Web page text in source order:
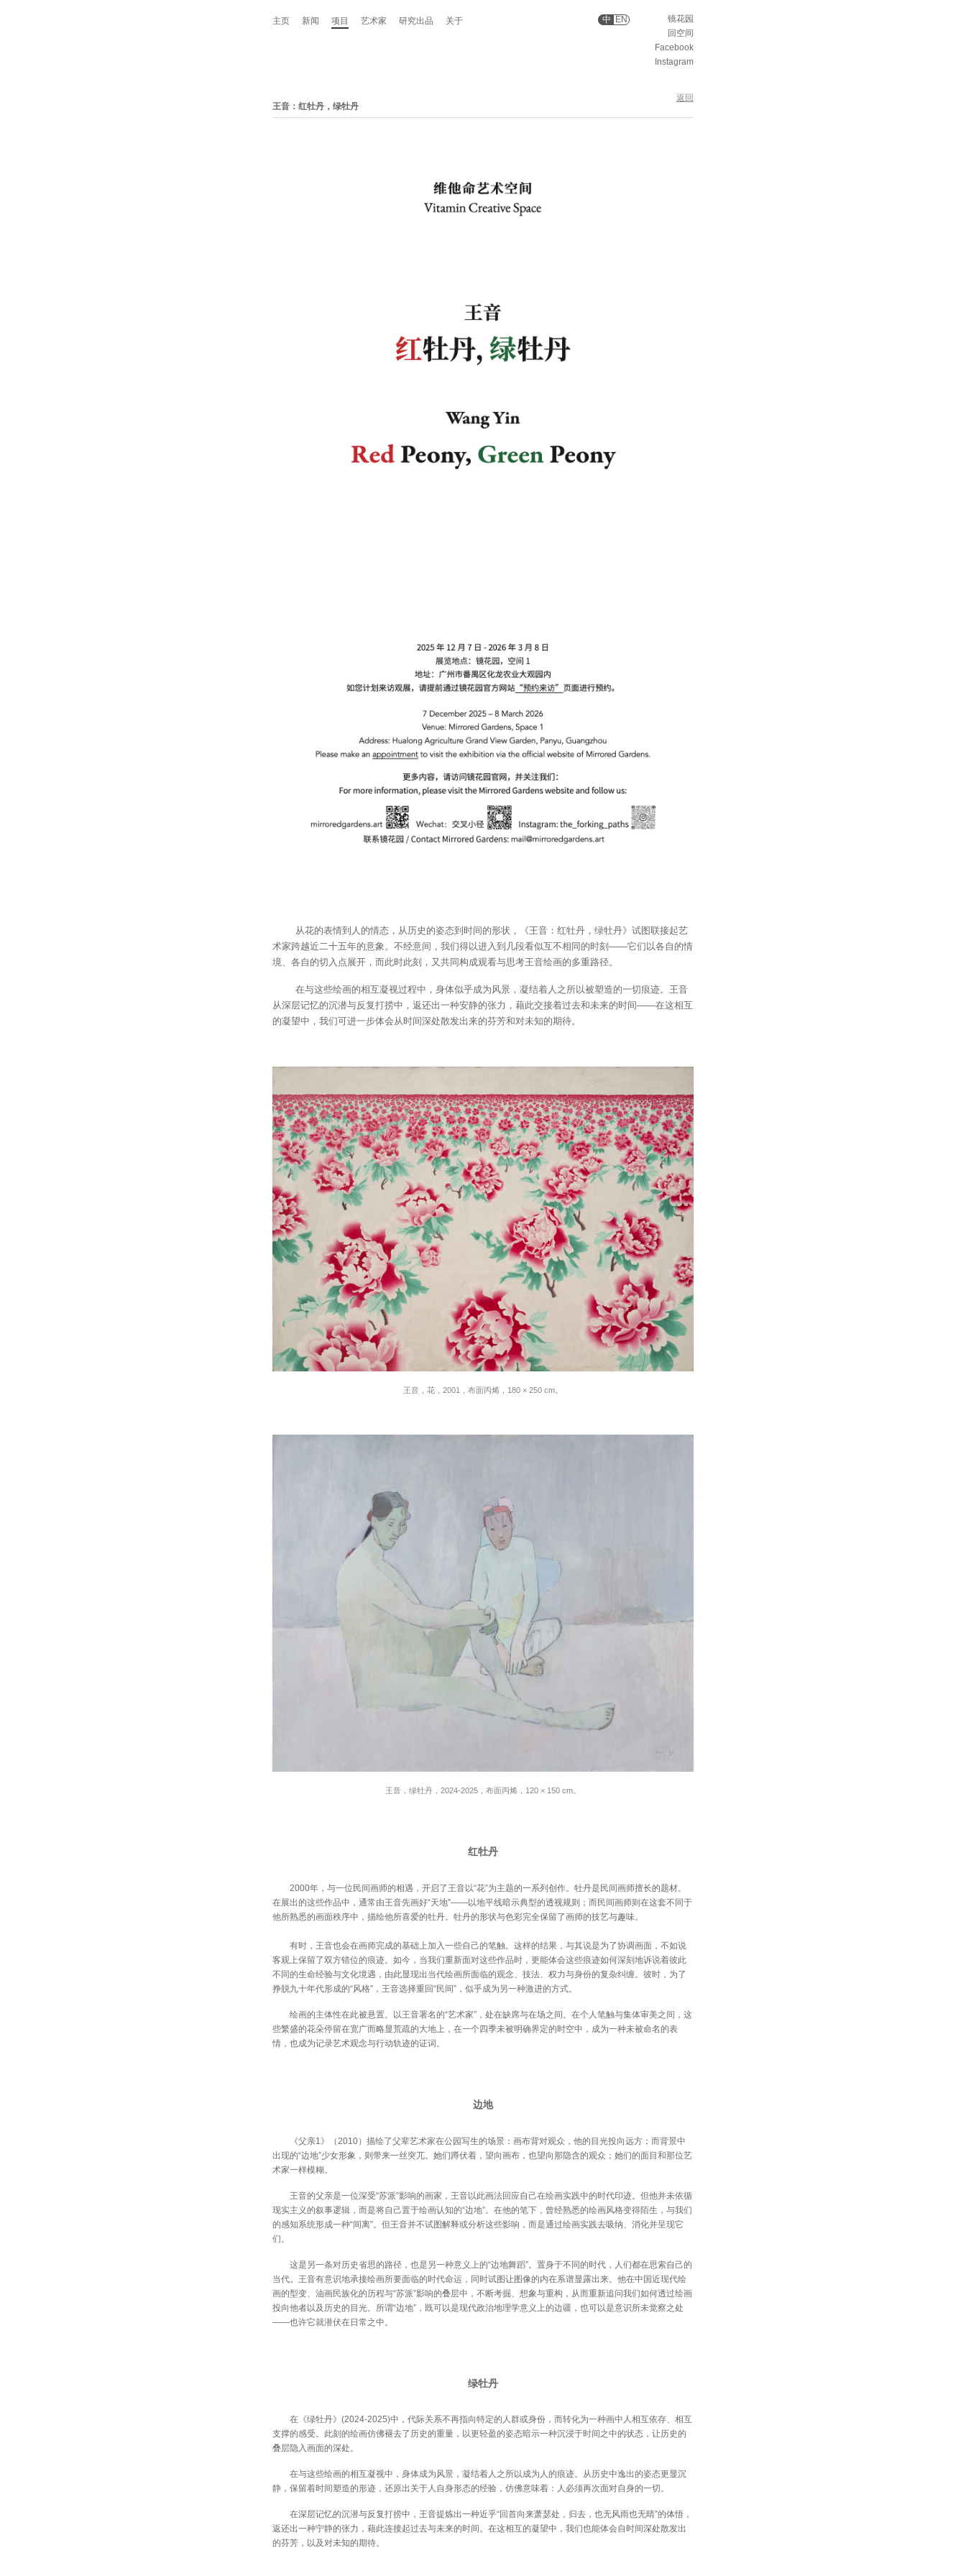
主页 新闻 项目 艺术家 研究出品 关于
镜花园
回空间
Facebook
Instagram
中 EN
返回
王音：红牡丹，绿牡丹
从花的表情到人的情态，从历史的姿态到时间的形状，《王音：红牡丹，绿牡丹》试图联接起艺
术家跨越近二十五年的意象。不经意间，我们得以进入到几段看似互不相同的时刻——它们以各自的情
境、各自的切入点展开，而此时此刻，又共同构成观看与思考王音绘画的多重路径。
在与这些绘画的相互凝视过程中，身体似乎成为风景，凝结着人之所以被塑造的一切痕迹。王音
从深层记忆的沉潜与反复打捞中，返还出一种安静的张力，藉此交接着过去和未来的时间——在这相互
的凝望中，我们可进一步体会从时间深处散发出来的芬芳和对未知的期待。
王音，花，2001，布⾯丙烯，180 × 250 cm。
王音，绿牡丹，2024-2025，布面丙烯，120 × 150 cm。
红牡丹
2000年，与一位民间画师的相遇，开启了王音以“花”为主题的一系列创作。牡丹是民间画师擅长的题材。
在展出的这些作品中，通常由王音先画好“天地”——以地平线暗示典型的透视规则；而民间画师则在这套不同于
他所熟悉的画面秩序中，描绘他所喜爱的牡丹。牡丹的形状与色彩完全保留了画师的技艺与趣味。
有时，王音也会在画师完成的基础上加入一些自己的笔触。这样的结果，与其说是为了协调画面，不如说
客观上保留了双方错位的痕迹。如今，当我们重新面对这些作品时，更能体会这些痕迹如何深刻地诉说着彼此
不同的生命经验与文化境遇，由此显现出当代绘画所面临的观念、技法、权力与身份的复杂纠缠。彼时，为了
挣脱九十年代形成的“风格”，王音选择重回“民间”，似乎成为另一种激进的方式。
绘画的主体性在此被悬置。以王音署名的“艺术家”，处在缺席与在场之间。在个人笔触与集体审美之间，这
些繁盛的花朵停留在宽广而略显荒疏的大地上，在一个四季未被明确界定的时空中，成为一种未被命名的表
情，也成为记录艺术观念与行动轨迹的证词。
边地
《父亲1》（2010）描绘了父辈艺术家在公园写生的场景：画布背对观众，他的目光投向远方；而背景中
出现的“边地”少女形象，则带来一丝突兀。她们蹲伏着，望向画布，也望向那隐含的观众；她们的面目和那位艺
术家一样模糊。
王音的父亲是一位深受“苏派”影响的画家，王音以此画法回应自己在绘画实践中的时代印迹。但他并未依循
现实主义的叙事逻辑，而是将自己置于绘画认知的“边地”。在他的笔下，曾经熟悉的绘画风格变得陌生，与我们
的感知系统形成一种“间离”。但王音并不试图解释或分析这些影响，而是通过绘画实践去吸纳、消化并呈现它
们。
这是另一条对历史省思的路径，也是另一种意义上的“边地舞蹈”。置身于不同的时代，人们都在思索自己的
当代。王音有意识地承接绘画所要面临的时代命运，同时试图让图像的内在系谱显露出来。他在中国近现代绘
画的型变、油画民族化的历程与“苏派”影响的叠层中，不断考掘、想象与重构，从而重新追问我们如何透过绘画
投向他者以及历史的目光。所谓“边地”，既可以是现代政治地理学意义上的边疆，也可以是意识所未觉察之处
——也许它就潜伏在日常之中。
绿牡丹
在《绿牡丹》(2024-2025)中，代际关系不再指向特定的人群或身份，而转化为一种画中人相互依存、相互
支撑的感受。此刻的绘画仿佛褪去了历史的重量，以更轻盈的姿态暗示一种沉浸于时间之中的状态，让历史的
叠层隐入画面的深处。
在与这些绘画的相互凝视中，身体成为风景，凝结着人之所以成为人的痕迹。从历史中逸出的姿态更显沉
静，保留着时间塑造的形迹，还原出关于人自身形态的经验，仿佛意味着：人必须再次面对自身的一切。
在深层记忆的沉潜与反复打捞中，王音提炼出一种近乎“回首向来萧瑟处，归去，也无风雨也无晴”的体悟，
返还出一种宁静的张力，藉此连接起过去与未来的时间。在这相互的凝望中，我们也能体会自时间深处散发出
的芬芳，以及对未知的期待。